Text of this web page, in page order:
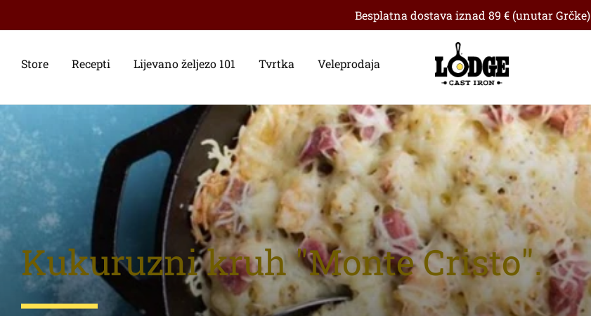
Besplatna dostava iznad 89 € (unutar Grčke)
Store Recepti Lijevano željezo 101 Tvrtka Veleprodaja
Kukuruzni kruh "Monte Cristo".